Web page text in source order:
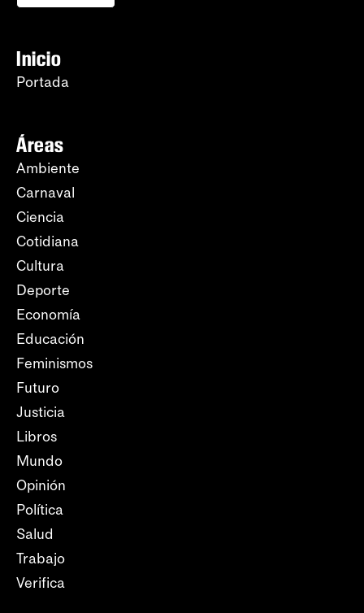
Inicio
Portada
Áreas
Ambiente
Carnaval
Ciencia
Cotidiana
Cultura
Deporte
Economía
Educación
Feminismos
Futuro
Justicia
Libros
Mundo
Opinión
Política
Salud
Trabajo
Verifica